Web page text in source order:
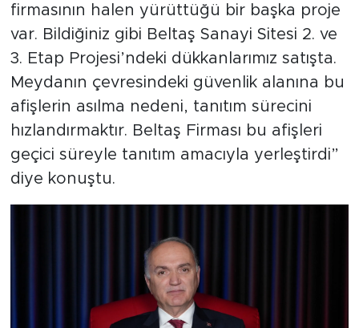
firmasının halen yürüttüğü bir başka proje
var. Bildiğiniz gibi Beltaş Sanayi Sitesi 2. ve
3. Etap Projesi’ndeki dükkanlarımız satışta.
Meydanın çevresindeki güvenlik alanına bu
afişlerin asılma nedeni, tanıtım sürecini
hızlandırmaktır. Beltaş Firması bu afişleri
geçici süreyle tanıtım amacıyla yerleştirdi”
diye konuştu.